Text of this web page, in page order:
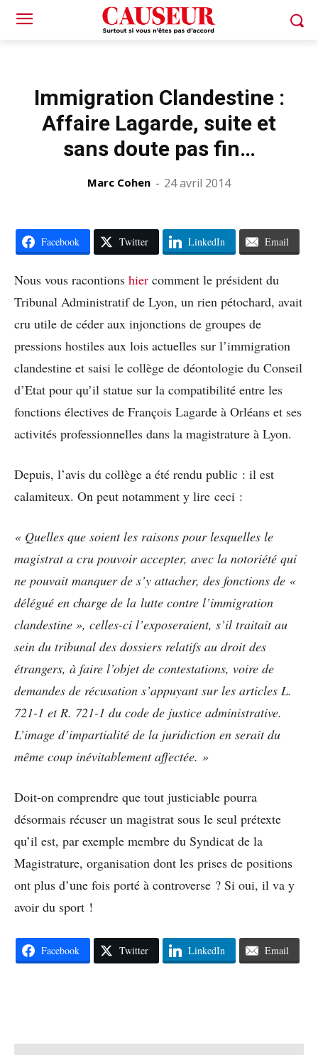
Immigration Clandestine :
Affaire Lagarde, suite et
sans doute pas fin…
Marc Cohen - 24 avril 2014
Facebook Twitter LinkedIn Email
Nous vous racontions hier comment le président du
Tribunal Administratif de Lyon, un rien pétochard, avait
cru utile de céder aux injonctions de groupes de
pressions hostiles aux lois actuelles sur l’immigration
clandestine et saisi le collège de déontologie du Conseil
d’Etat pour qu’il statue sur la compatibilité entre les
fonctions électives de François Lagarde à Orléans et ses
activités professionnelles dans la magistrature à Lyon.
Depuis, l’avis du collège a été rendu public : il est
calamiteux. On peut notamment y lire ceci :
« Quelles que soient les raisons pour lesquelles le
magistrat a cru pouvoir accepter, avec la notoriété qui
ne pouvait manquer de s’y attacher, des fonctions de «
délégué en charge de la lutte contre l’immigration
clandestine », celles-ci l’exposeraient, s’il traitait au
sein du tribunal des dossiers relatifs au droit des
étrangers, à faire l’objet de contestations, voire de
demandes de récusation s’appuyant sur les articles L.
721-1 et R. 721-1 du code de justice administrative.
L’image d’impartialité de la juridiction en serait du
même coup inévitablement affectée. »
Doit-on comprendre que tout justiciable pourra
désormais récuser un magistrat sous le seul prétexte
qu’il est, par exemple membre du Syndicat de la
Magistrature, organisation dont les prises de positions
ont plus d’une fois porté à controverse ? Si oui, il va y
avoir du sport !
Facebook Twitter LinkedIn Email